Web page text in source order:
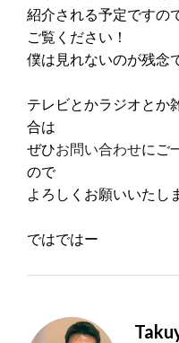
紹介される予定ですの
ご覧ください！
僕は見れないのが残念
テレビとかラジオとか
合は
ぜひお問い合わせにご
ので
よろしくお願いいたし
ではではー